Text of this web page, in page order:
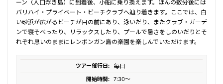
ーン（人口浮き島）に到着後、小船に乗り換えます。ほんの数分後には
バリハイ・プライベート・ビーチクラブへ辿り着きます。ここでは、白
い砂浜が広がるビーチが目の前にあり、泳いだり、またクラブ・ガーデ
ンで寝そべったり、リラックスしたり、プールで暑さをしのいだりとそ
れぞれ思いのままにレンボンガン島の楽園を楽しんでいただけます。
ツアー催行日: 毎日
開始時間: 7:30〜